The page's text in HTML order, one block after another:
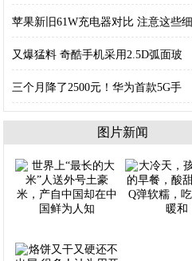
苹果新旧61W充电器对比 注意这些细
又爆猛料 奇酷手机采用2.5D弧面玻
三个月降了2500元！华为首款5G手
图片新闻